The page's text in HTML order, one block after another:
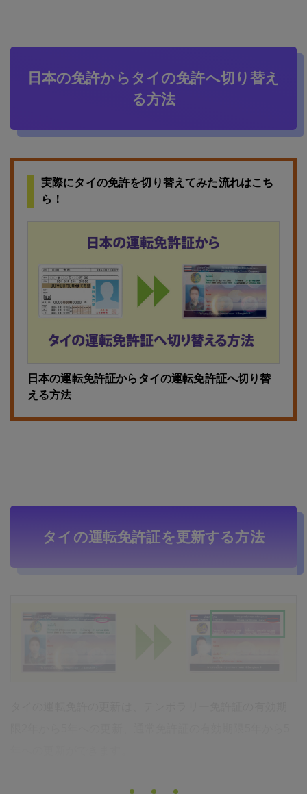
日本の免許からタイの免許へ切り替え
る方法
実際にタイの免許を切り替えてみた流れはこち
ら！
日本の運転免許証からタイの運転免許証へ切り替
える方法
タイの運転免許証を更新する方法